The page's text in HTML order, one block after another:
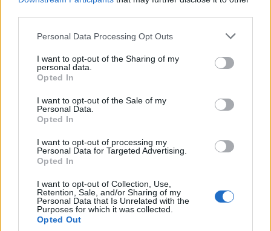
Please note that this website/app uses one or more Google
not limited to your visit or usage behaviour. You may click to
grant or deny consent to Google and its third-party tags to
use your data for below specified purposes in below Google
consent section.
Personal Data Processing Opt Outs
I want to opt-out of the Sharing of my
personal data.
Opted In
I want to opt-out of the Sale of my
Personal Data.
Opted In
I want to opt-out of processing my
Personal Data for Targeted Advertising.
Opted In
I want to opt-out of Collection, Use,
Retention, Sale, and/or Sharing of my
Personal Data that Is Unrelated with the
Purposes for which it was collected.
Opted Out